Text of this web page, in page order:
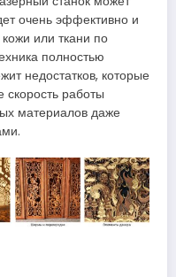
очень эффективно и
или ткани по
полностью
недостатков, которые
скорость работы
материалов даже